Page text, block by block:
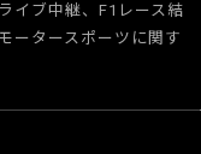
イブ中継、F1レース結
ータースポーツに関す